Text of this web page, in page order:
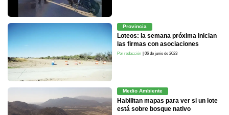
Provincia
Loteos: la semana próxima inician
las firmas con asociaciones
Por redacción | 06 de junio de 2023
Medio Ambiente
Habilitan mapas para ver si un lote
está sobre bosque nativo